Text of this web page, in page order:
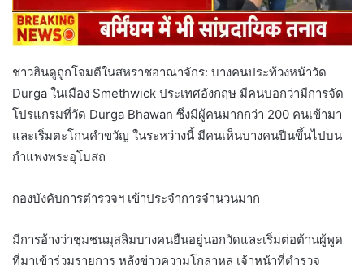
ชาวฮินดูถูกโจมตีในสหราชอาณาจักร: บางคนประท้วงหน้าวัด
Durga ในเมือง Smethwick ประเทศอังกฤษ มีคนบอกว่ามีการจัด
โปรแกรมที่วัด Durga Bhawan ซึ่งมีผู้คนมากกว่า 200 คนเข้ามา
และเริ่มตะโกนคำขวัญ ในระหว่างนี้ มีคนเห็นบางคนปีนขึ้นไปบน
กำแพงพระอุโบสถ
กองบังคับการตำรวจฯ เข้าประจำการจำนวนมาก
มีการอ้างว่าชุมชนมุสลิมบางคนยืนอยู่นอกวัดและเริ่มต่อต้านผู้พูด
ที่มาเข้าร่วมรายการ หลังข่าวความโกลาหล เจ้าหน้าที่ตำรวจ